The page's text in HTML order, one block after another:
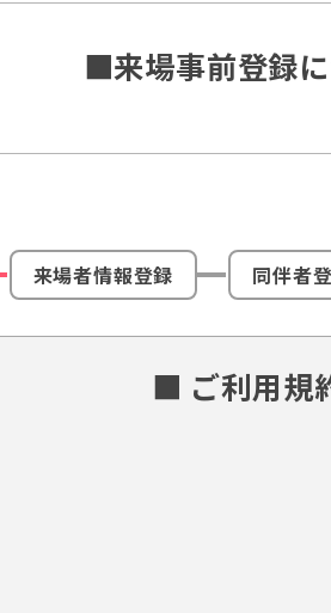
■来場事前登録
来場者情報登録 同伴者
■ ご利用規